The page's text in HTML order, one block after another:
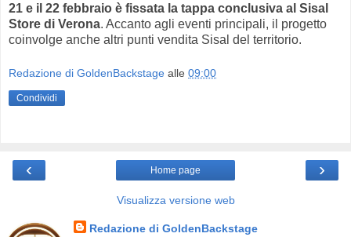
21 e il 22 febbraio è fissata la tappa conclusiva al Sisal
Store di Verona. Accanto agli eventi principali, il progetto
coinvolge anche altri punti vendita Sisal del territorio.
Redazione di GoldenBackstage alle 09:00
Condividi
‹ ›
Home page
Visualizza versione web
Redazione di GoldenBackstage